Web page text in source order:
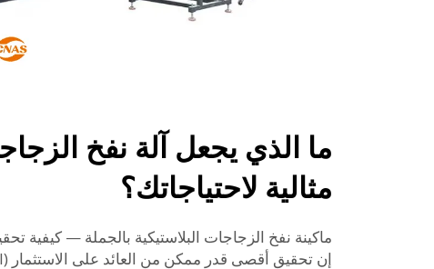
ما الذي يجعل آلة نفخ
مثالية لاحتياجاتك؟